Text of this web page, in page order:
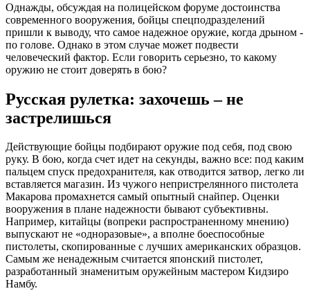
Однажды, обсуждая на полицейском форуме достоинства
современного вооружения, бойцы спецподразделений
пришли к выводу, что самое надежное оружие, когда дрыном -
по голове. Однако в этом случае может подвести
человеческий фактор. Если говорить серьезно, то какому
оружию не стоит доверять в бою?
Русская рулетка: захочешь – не
застрелишься
Действующие бойцы подбирают оружие под себя, под свою
руку. В бою, когда счет идет на секунды, важно все: под каким
пальцем спуск предохранителя, как отводится затвор, легко ли
вставляется магазин. Из чужого непристрелянного пистолета
Макарова промахнется самый опытный снайпер. Оценки
вооружения в плане надежности бывают субъективны.
Например, китайцы (вопреки распространенному мнению)
выпускают не «одноразовые», а вполне боеспособные
пистолеты, скопированные с лучших американских образцов.
Самым же ненадежным считается японский пистолет,
разработанный знаменитым оружейным мастером Кидзиро
Намбу.